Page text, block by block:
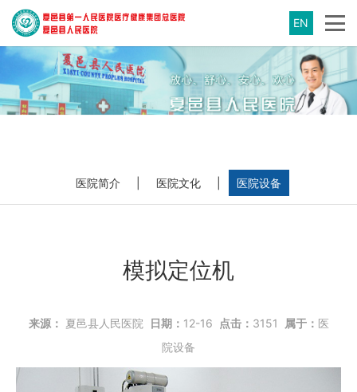
EN
医院简介 医院文化 医院设备
模拟定位机
来源： 夏邑县人民医院 日期： 12-16 点击： 3151 属于： 医
院设备